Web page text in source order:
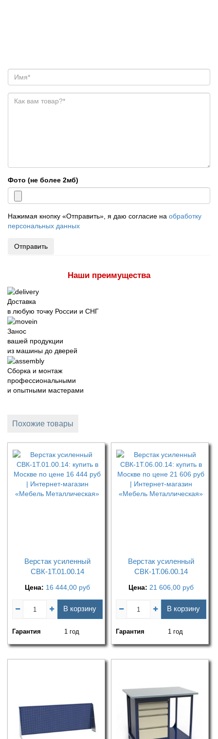
Фото (не более 2мб)
Нажимая кнопку «Отправить», я даю согласие на обработку
персональных данных
Отправить
Наши преимущества
Доставка
в любую точку России и СНГ
Занос
вашей продукции
из машины до дверей
Сборка и монтаж
профессиональными
и опытными мастерами
Похожие товары
Верстак усиленный
СВК-1Т.01.00.14
Цена: 16 444,00 руб
В корзину
Гарантия 1 год
Верстак усиленный
СВК-1Т.06.00.14
Цена: 21 606,00 руб
В корзину
Гарантия 1 год